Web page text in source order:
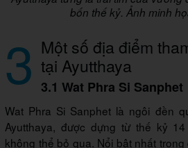
bốn thế kỷ. Ảnh minh
3 Một số địa điểm
tại Ayutthaya
3.1 Wat Phra Si Sanphet
Wat Phra Si Sanphet là ngôi đền
Ayutthaya, được dựng từ thế kỷ
không thể bỏ qua. Nổi bật nhất